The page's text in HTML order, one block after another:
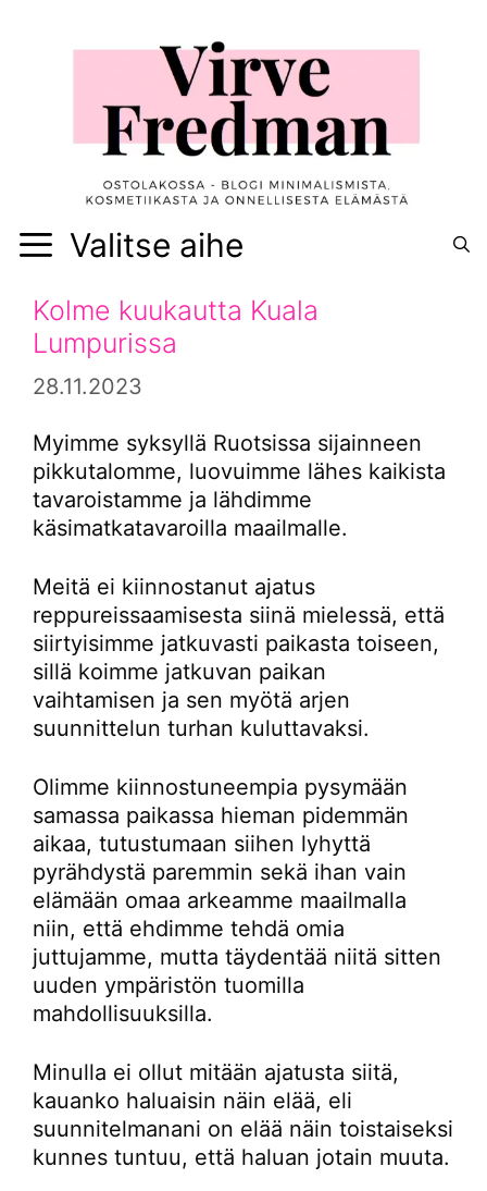
Valitse aihe
Kolme kuukautta Kuala
Lumpurissa
28.11.2023
Myimme syksyllä Ruotsissa sijainneen
pikkutalomme, luovuimme lähes kaikista
tavaroistamme ja lähdimme
käsimatkatavaroilla maailmalle.
Meitä ei kiinnostanut ajatus
reppureissaamisesta siinä mielessä, että
siirtyisimme jatkuvasti paikasta toiseen,
sillä koimme jatkuvan paikan
vaihtamisen ja sen myötä arjen
suunnittelun turhan kuluttavaksi.
Olimme kiinnostuneempia pysymään
samassa paikassa hieman pidemmän
aikaa, tutustumaan siihen lyhyttä
pyrähdystä paremmin sekä ihan vain
elämään omaa arkeamme maailmalla
niin, että ehdimme tehdä omia
juttujamme, mutta täydentää niitä sitten
uuden ympäristön tuomilla
mahdollisuuksilla.
Minulla ei ollut mitään ajatusta siitä,
kauanko haluaisin näin elää, eli
suunnitelmanani on elää näin toistaiseksi
kunnes tuntuu, että haluan jotain muuta.